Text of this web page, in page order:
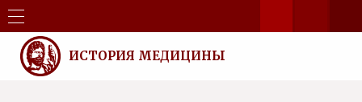
ИСТОРИЯ МЕДИЦИНЫ